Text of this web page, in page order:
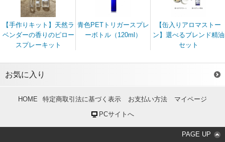
【手作りキット】天然ラ
ベンダーの香りのピロー
スプレーキット
青色PETトリガースプレ
ーボトル（120ml）
【缶入りアロマストー
ン】選べるブレンド精油
セット
お気に入り
HOME 特定商取引法に基づく表示 お支払い方法
マイページ
PCサイトへ
PAGE UP